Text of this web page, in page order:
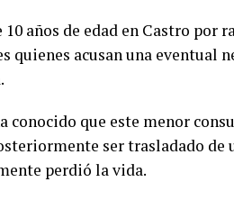
años de edad en Castro por
quienes acusan una eventual
conocido que este menor
ser trasladado de
perdió la vida.